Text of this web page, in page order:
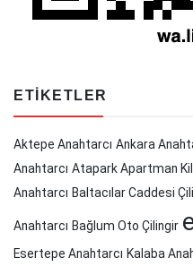
ETIKETLER
Aktepe Anahtarcı Ankara
Anahtarcı Atapark Apartman
Anahtarcı Baltacılar Caddesi
Anahtarcı Bağlum Oto Çilingir
Esertepe Anahtarcı Kalaba